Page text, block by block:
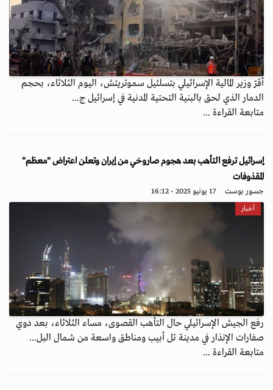
أقرّ وزير المالية الإسرائيلي بتسلئيل سموتريتش، اليوم الثلاثاء، بحجم
الدمار الذي لحق بالبنية التحتية المدنية في إسرائيل ج...
متابعة القراءة ...
إسرائيل ترفع التأهب بعد هجوم صاروخي من إيران وتعلن اعتراض "معظم"
المقذوفات
جسور بوست 17 يونيو 2025 - 16:12
أخبار
رفع الجيش الإسرائيلي حال التأهب القصوى، مساء الثلاثاء، بعد دوي
صفارات الإنذار في مدينة تل أبيب ومناطق واسعة من شمال البل...
متابعة القراءة ...